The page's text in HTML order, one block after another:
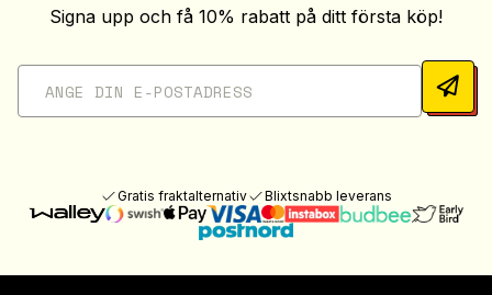
Signa upp och få 10% rabatt på ditt första köp!
Gratis fraktalternativ Blixtsnabb leverans